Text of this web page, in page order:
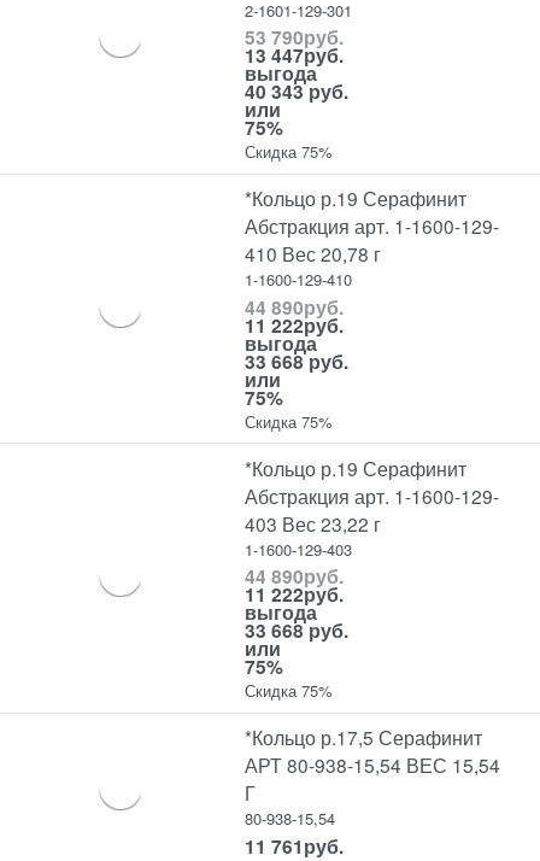
2-1601-129-301
53 790руб.
13 447руб.
выгода
40 343 руб.
или
75%
Скидка 75%
*Кольцо р.19 Серафинит
Абстракция арт. 1-1600-129-
410 Вес 20,78 г
1-1600-129-410
44 890руб.
11 222руб.
выгода
33 668 руб.
или
75%
Скидка 75%
*Кольцо р.19 Серафинит
Абстракция арт. 1-1600-129-
403 Вес 23,22 г
1-1600-129-403
44 890руб.
11 222руб.
выгода
33 668 руб.
или
75%
Скидка 75%
*Кольцо р.17,5 Серафинит
АРТ 80-938-15,54 ВЕС 15,54
Г
80-938-15,54
11 761руб.